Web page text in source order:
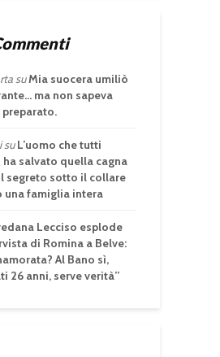
suMia suocera umiliò
ma non sapeva
preparato.
suL’uomo che tutti
salvato quella cagna
segreto sotto il collare
una famiglia intera
Lecciso esplode
di Romina a Belve:
Al Bano sì,
26 anni, serve verità”